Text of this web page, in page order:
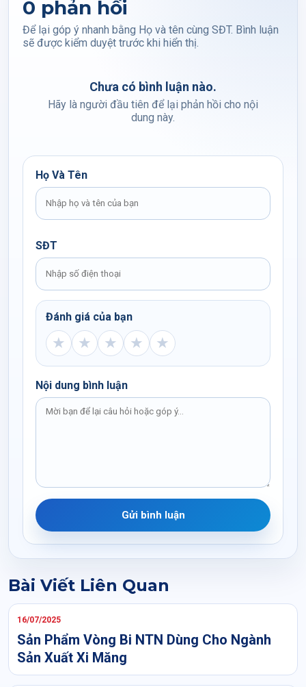
0 phản hồi
Để lại góp ý nhanh bằng Họ và tên cùng SĐT. Bình luận
sẽ được kiểm duyệt trước khi hiển thị.
Chưa có bình luận nào.
Hãy là người đầu tiên để lại phản hồi cho nội
dung này.
Họ Và Tên
SĐT
Đánh giá của bạn
★ ★ ★ ★ ★
Nội dung bình luận
Gửi bình luận
Bài Viết Liên Quan
16/07/2025
Sản Phẩm Vòng Bi NTN Dùng Cho Ngành
Sản Xuất Xi Măng